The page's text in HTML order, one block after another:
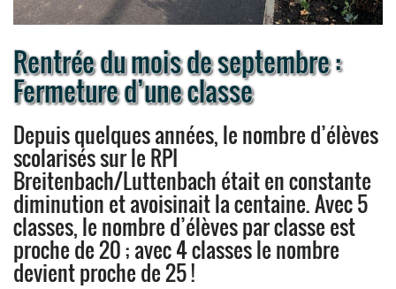
Rentrée du mois de septembre :
Fermeture d’une classe
Depuis quelques années, le nombre d’élèves
scolarisés sur le RPI
Breitenbach/Luttenbach était en constante
diminution et avoisinait la centaine. Avec 5
classes, le nombre d’élèves par classe est
proche de 20 ; avec 4 classes le nombre
devient proche de 25 !